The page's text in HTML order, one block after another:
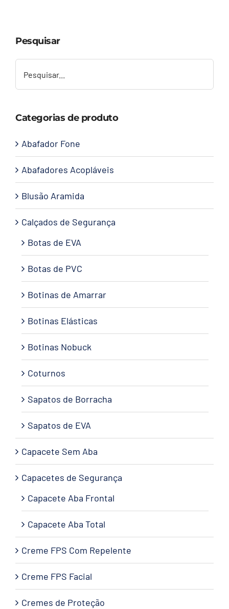
Contato
Pesquisar
Categorias de produto
Abafador Fone
Abafadores Acopláveis
Blusão Aramida
Calçados de Segurança
Botas de EVA
Botas de PVC
Botinas de Amarrar
Botinas Elásticas
Botinas Nobuck
Coturnos
Sapatos de Borracha
Sapatos de EVA
Capacete Sem Aba
Capacetes de Segurança
Capacete Aba Frontal
Capacete Aba Total
Creme FPS Com Repelente
Creme FPS Facial
Cremes de Proteção